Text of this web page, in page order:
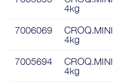
4kg
7006069
4kg
7005694
4kg